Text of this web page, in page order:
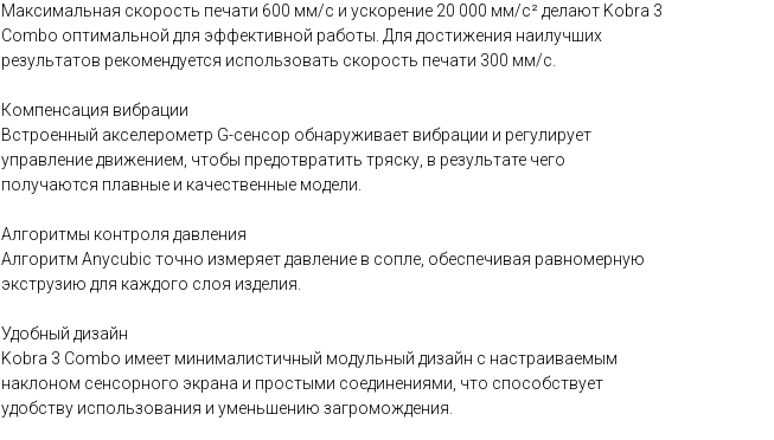
Максимальная скорость печати 600 мм/с и ускорение 20 000 мм/с² делают Kobra 3
Combo оптимальной для эффективной работы. Для достижения наилучших
результатов рекомендуется использовать скорость печати 300 мм/с.
Компенсация вибрации
Встроенный акселерометр G-сенсор обнаруживает вибрации и регулирует
управление движением, чтобы предотвратить тряску, в результате чего
получаются плавные и качественные модели.
Алгоритмы контроля давления
Алгоритм Anycubic точно измеряет давление в сопле, обеспечивая равномерную
экструзию для каждого слоя изделия.
Удобный дизайн
Kobra 3 Combo имеет минималистичный модульный дизайн с настраиваемым
наклоном сенсорного экрана и простыми соединениями, что способствует
удобству использования и уменьшению загромождения.